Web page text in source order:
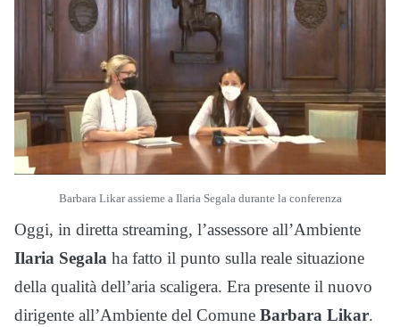
Barbara Likar assieme a Ilaria Segala durante la conferenza
Oggi, in diretta streaming, l’assessore all’Ambiente
Ilaria Segala ha fatto il punto sulla reale situazione
della qualità dell’aria scaligera. Era presente il nuovo
dirigente all’Ambiente del Comune Barbara Likar.